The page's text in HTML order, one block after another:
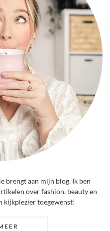
brengt aan mijn blog. Ik ben
over fashion, beauty en
kijkplezier toegewenst!